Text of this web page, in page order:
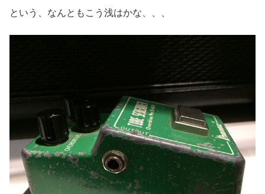
という、なんともこう浅はかな、、、